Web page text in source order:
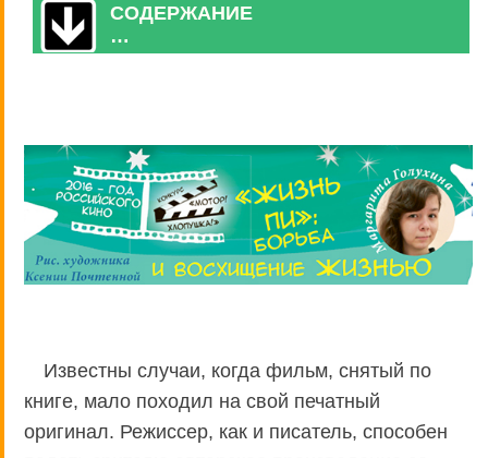
СОДЕРЖАНИЕ
…
Известны случаи, когда фильм, снятый по
книге, мало походил на свой печатный
оригинал. Режиссер, как и писатель, способен